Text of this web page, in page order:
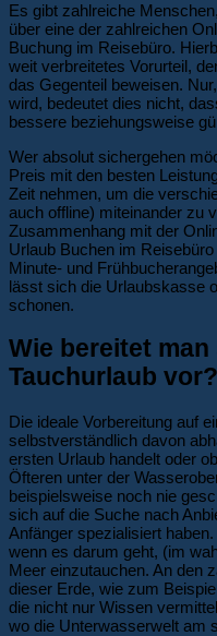
Es gibt zahlreiche
über eine der zahlreichen
Buchung im Reisebüro.
weit verbreitetes Vorurteil,
das Gegenteil beweisen.
wird, bedeutet dies nicht,
bessere beziehungsweise
Wer absolut sichergehen
Preis mit den besten
Zeit nehmen, um die
auch offline) miteinander zu
Zusammenhang mit der
Urlaub Buchen im
Minute- und
lässt sich die Urlaubskasse
schonen.
Wie bereitet
Tauchurlaub vor?
Die ideale Vorbereitung auf
selbstverständlich davon
ersten Urlaub handelt oder
Öfteren unter der
beispielsweise noch nie
sich auf die Suche nach
Anfänger spezialisiert
wenn es darum geht, (im
Meer einzutauchen. An den
dieser Erde, wie zum
die nicht nur Wissen
wo die Unterwasserwelt am